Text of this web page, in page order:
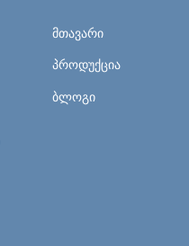
მთავარი
პროდუქცია
ბლოგი